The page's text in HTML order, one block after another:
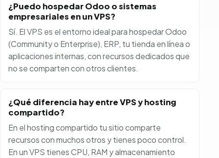
¿Puedo hospedar Odoo o sistemas
empresariales en un VPS?
Sí. El VPS es el entorno ideal para hospedar Odoo
(Community o Enterprise), ERP, tu tienda en línea o
aplicaciones internas, con recursos dedicados que
no se comparten con otros clientes.
¿Qué diferencia hay entre VPS y hosting
compartido?
En el hosting compartido tu sitio comparte
recursos con muchos otros y tienes poco control.
En un VPS tienes CPU, RAM y almacenamiento